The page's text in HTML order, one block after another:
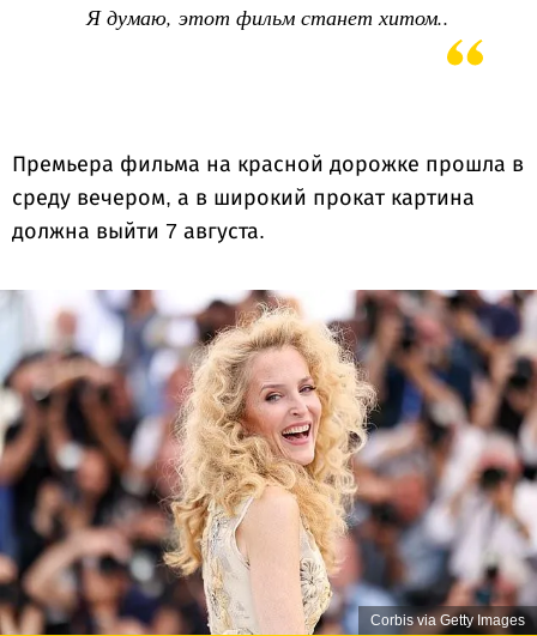
Я думаю, этот фильм станет хитом..
Премьера фильма на красной дорожке прошла в
среду вечером, а в широкий прокат картина
должна выйти 7 августа.
Corbis via Getty Images